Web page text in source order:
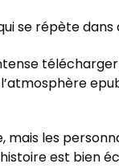
se répète
l’atmosphère
mais les
est bien